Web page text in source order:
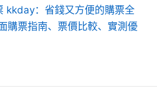
kkday：省錢又方便的購票全
購票指南、票價比較、實測優